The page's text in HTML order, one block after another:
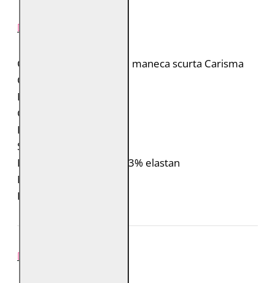
Camasa barbateasca cu maneca scurta Carisma
Culoare: Bleumarin
Model: Sucre
Guler
Inchidere: Nasturi
Slim Fit Cut
Material: 97% bumbac, 3% elastan
Model: 9091
Brand: Carisma